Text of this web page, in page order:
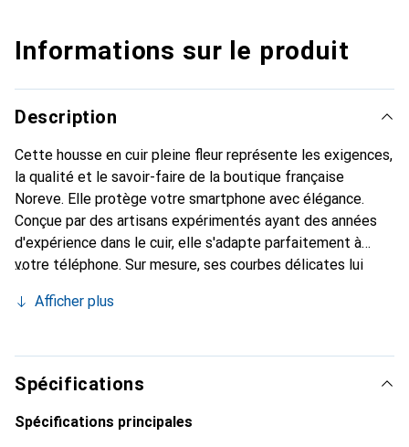
Informations sur le produit
Description
Cette housse en cuir pleine fleur représente les exigences,
la qualité et le savoir-faire de la boutique française
Noreve. Elle protège votre smartphone avec élégance.
Conçue par des artisans expérimentés ayant des années
d'expérience dans le cuir, elle s'adapte parfaitement à
votre téléphone. Sur mesure, ses courbes délicates lui
l'accessoire chic et indispensable pour votre smartphone.
ses produits de haute qualité et constitue un choix fiable
pour une clientèle exigeante.
Afficher plus
Spécifications
Spécifications principales